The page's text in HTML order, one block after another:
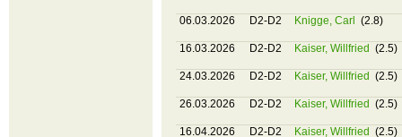
06.03.2026 D2-D2 Knigge, Carl (2.8)
16.03.2026 D2-D2 Kaiser, Willfried (2.5)
24.03.2026 D2-D2 Kaiser, Willfried (2.5)
26.03.2026 D2-D2 Kaiser, Willfried (2.5)
16.04.2026 D2-D2 Kaiser, Willfried (2.5)